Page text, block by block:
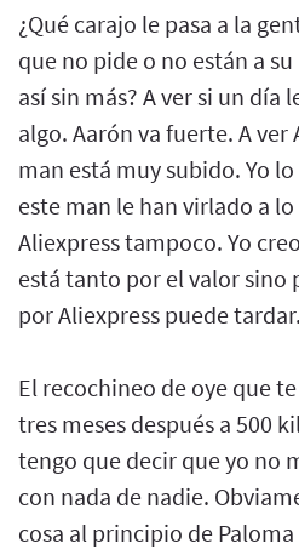
¿Qué carajo le pasa a la
que no pide o no están a
así sin más? A ver si un día
algo. Aarón va fuerte. A
man está muy subido. Yo
este man le han virlado a
Aliexpress tampoco. Yo
está tanto por el valor sino
por Aliexpress puede tardar.
El recochineo de oye que
tres meses después a 500
tengo que decir que yo no
con nada de nadie.
cosa al principio de